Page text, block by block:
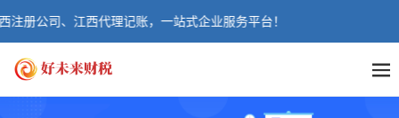
公司、江西代理记账，一站式企业服务平台！